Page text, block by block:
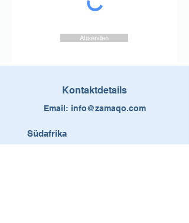
Absenden
Kontaktdetails
Email: info@zamaqo.com
Südafrika